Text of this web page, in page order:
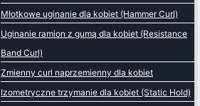
Młotkowe uginanie dla kobiet (Hammer Curl)
Uginanie ramion z gumą dla kobiet (Resistance
Band Curl)
Zmienny curl naprzemienny dla kobiet
Izometryczne trzymanie dla kobiet (Static Hold)